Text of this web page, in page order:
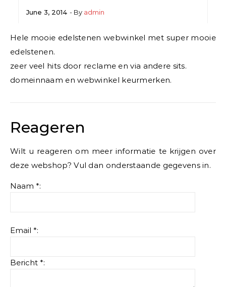
June 3, 2014 - By admin
Hele mooie edelstenen webwinkel met super mooie
edelstenen.
zeer veel hits door reclame en via andere sits.
domeinnaam en webwinkel keurmerken.
Reageren
Wilt u reageren om meer informatie te krijgen over
deze webshop? Vul dan onderstaande gegevens in.
Naam *:
Email *:
Bericht *: